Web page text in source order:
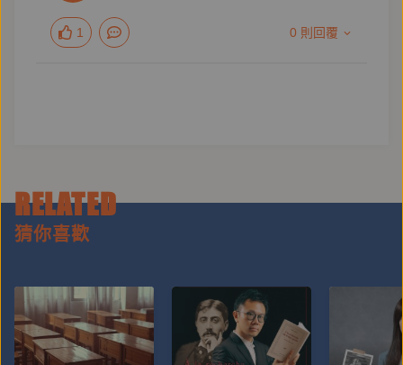
1 0 則回覆
RELATED
猜你喜歡